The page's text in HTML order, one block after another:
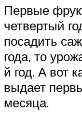
Первые
четвертый
посадить
года, то
й год. А вот
выдает
месяца.